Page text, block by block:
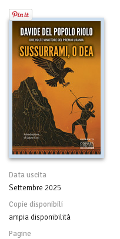
Data uscita
Settembre 2025
Copie disponibili
ampia disponibilità
Pagine